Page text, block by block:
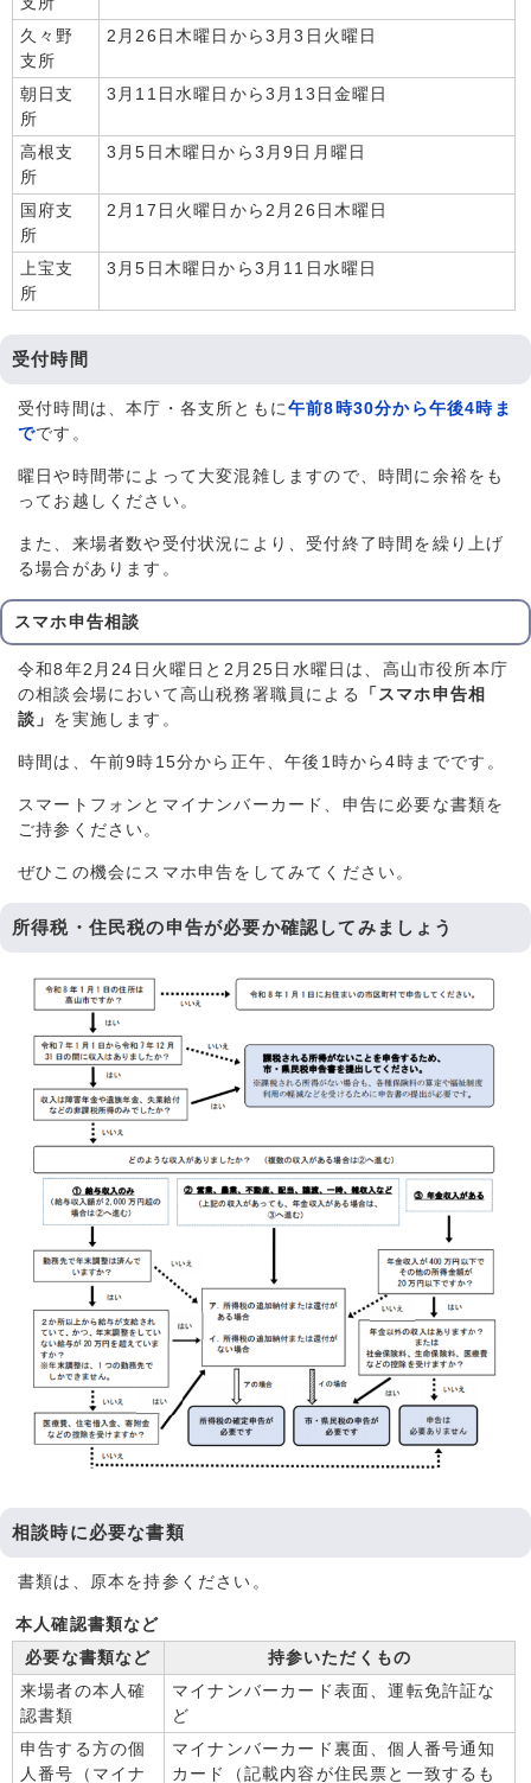
久々野
支所
2月26日木曜日から3月3日火曜日
朝日支
所
3月11日水曜日から3月13日金曜日
高根支
所
3月5日木曜日から3月9日月曜日
国府支
所
2月17日火曜日から2月26日木曜日
上宝支
所
3月5日木曜日から3月11日水曜日
受付時間
受付時間は、本庁・各支所ともに午前8時30分から午後4時ま
でです。
曜日や時間帯によって大変混雑しますので、時間に余裕をも
ってお越しください。
また、来場者数や受付状況により、受付終了時間を繰り上げ
る場合があります。
スマホ申告相談
令和8年2月24日火曜日と2月25日水曜日は、高山市役所本庁
の相談会場において高山税務署職員による
「スマホ申告相
談」 を実施します。
時間は、午前9時15分から正午、午後1時から4時までです。
スマートフォンとマイナンバーカード、申告に必要な書類を
ご持参ください。
ぜひこの機会にスマホ申告をしてみてください。
所得税・住民税の申告が必要か確認してみましょう
相談時に必要な書類
書類は、原本を持参ください。
本人確認書類など
必要な書類など
持参いただくもの
来場者の本人確
認書類
マイナンバーカード表面、運転免許証な
ど
申告する方の個
人番号（マイナ
マイナンバーカード裏面、個人番号通知
カード（記載内容が住民票と一致するも